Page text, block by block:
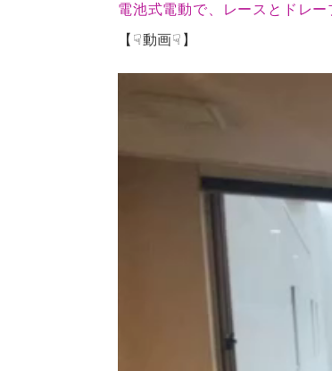
電池式電動で、レースとドレ
【☟動画☟】